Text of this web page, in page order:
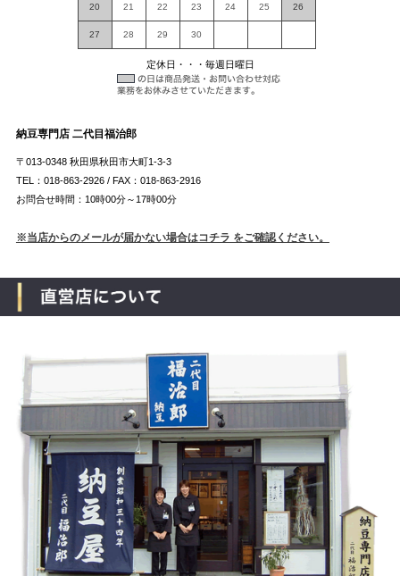
20 21 22 23 24 25 26
27 28 29 30
定休日・・・毎週日曜日
納豆専門店 二代目福治郎
〒013-0348 秋田県秋田市大町1-3-3
TEL：018-863-2926 / FAX：018-863-2916
お問合せ時間：10時00分～17時00分
※当店からのメールが届かない場合はコチラ をご確認ください。